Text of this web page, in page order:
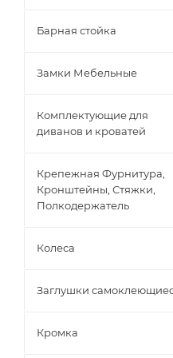
Барная стойка
Замки Мебельные
Комплектующие для
диванов и кроватей
Крепежная Фурнитура,
Кронштейны, Стяжки,
Полкодержатель
Колеса
Заглушки
Кромка